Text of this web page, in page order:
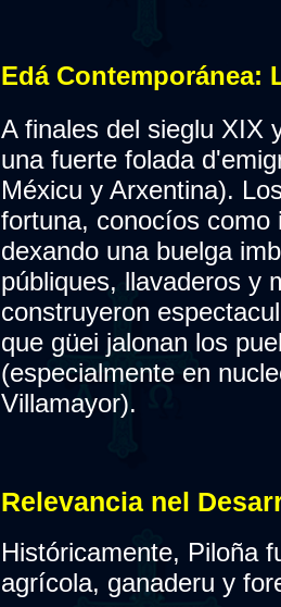
Edá Contemporánea:
A finales del sieglu XIX
una fuerte folada
Méxicu y Arxentina).
fortuna, conocíos como
dexando una buelga
públiques, llavaderos y
construyeron
que güei jalonan los
(especialmente en
Villamayor).
Relevancia nel
Históricamente, Piloña
agrícola, ganaderu y